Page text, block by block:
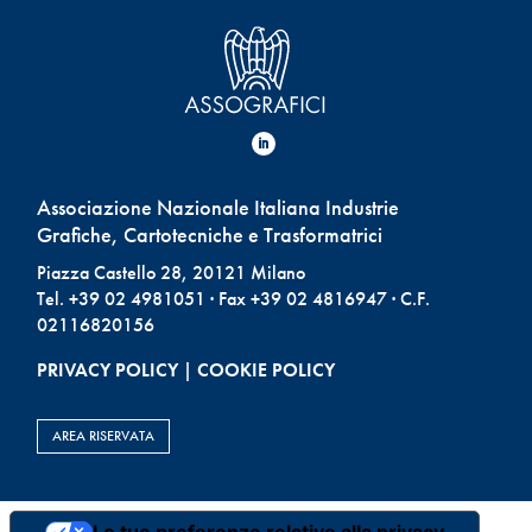
Associazione Nazionale Italiana Industrie
Grafiche, Cartotecniche e Trasformatrici
Piazza Castello 28, 20121 Milano
Tel. +39 02 4981051 · Fax +39 02 4816947 · C.F.
02116820156
PRIVACY POLICY|COOKIE POLICY
AREA RISERVATA